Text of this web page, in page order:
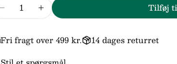
Reducer mængden for Støvring
Forøg mængden for Støvring
Tilføj
Fri fragt over 499 kr.
14 dages returret